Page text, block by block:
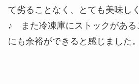
て劣ることなく、とても美味し
♪ また冷凍庫にストックがある
にも余裕ができる と感じました。